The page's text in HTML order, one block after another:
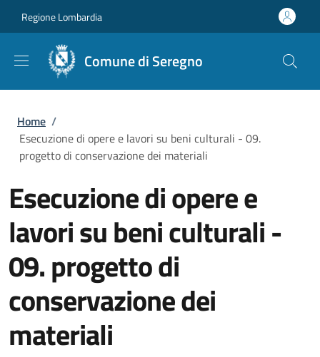
Regione Lombardia
Comune di Seregno
Briciole di pane
Home /
Esecuzione di opere e lavori su beni culturali - 09.
progetto di conservazione dei materiali
Esecuzione di opere e
lavori su beni culturali -
09. progetto di
conservazione dei
materiali